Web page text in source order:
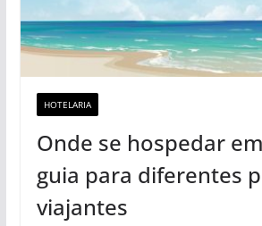
HOTELARIA
Onde se hospedar
guia para diferentes
viajantes